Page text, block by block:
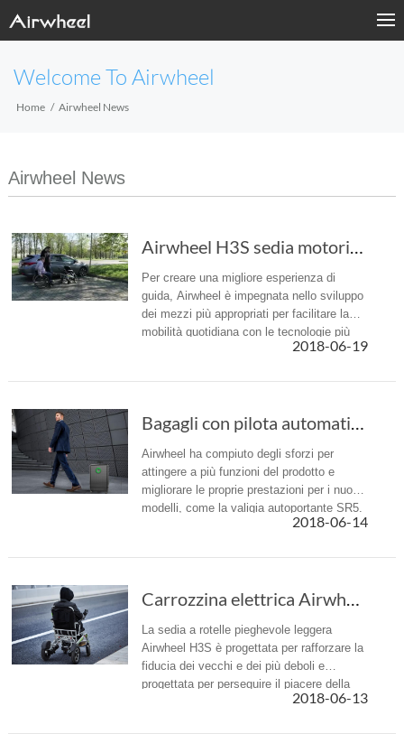
Welcome To Airwheel
Home Airwheel News
Airwheel News
Airwheel H3S sedia motorizzata di robot: un'e...
Per creare una migliore esperienza di
guida, Airwheel è impegnata nello sviluppo
dei mezzi più appropriati per facilitare la
mobilità quotidiana con le tecnologie più
recenti, ad esempio la sedia a rotelle robot
2018-06-19
Bagagli con pilota automatico intelligente Ai...
Airwheel ha compiuto degli sforzi per
attingere a più funzioni del prodotto e
migliorare le proprie prestazioni per i nuovi
modelli, come la valigia autoportante SR5.
2018-06-14
Carrozzina elettrica Airwheel H3S: progettato...
La sedia a rotelle pieghevole leggera
Airwheel H3S è progettata per rafforzare la
fiducia dei vecchi e dei più deboli e
progettata per perseguire il piacere della
2018-06-13